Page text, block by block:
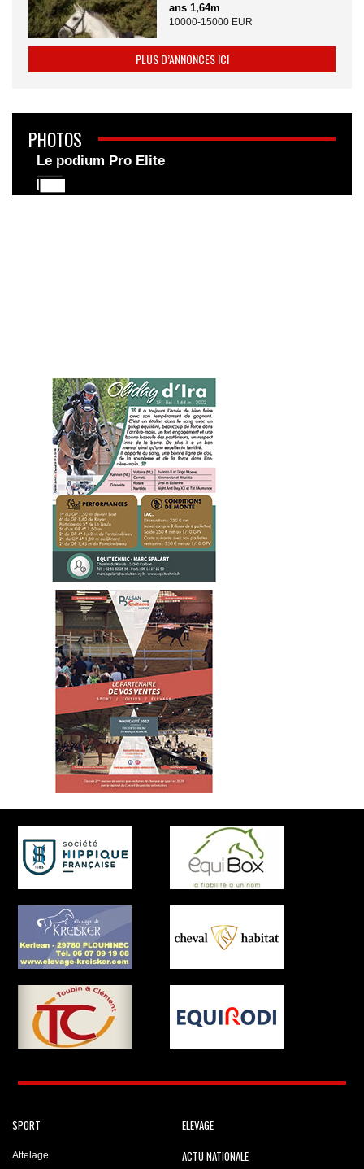
ans 1,64m
10000-15000 EUR
PLUS D’ANNONCES ICI
PHOTOS
Le podium Pro Elite
SPORT
Attelage
ELEVAGE
ACTU NATIONALE